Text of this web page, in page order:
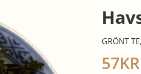
GRÖNT TE,
57KR